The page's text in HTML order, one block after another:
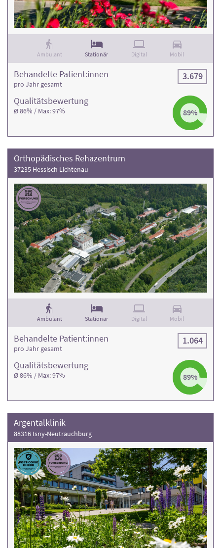
Ambulant Stationär Digital Mobil
Qualitäts­bewertung
Ø 86% / Max: 97% 89%
Behandelte Patient:innen
pro Jahr gesamt
3.679
Orthopädisches Rehazentrum
37235 Hessisch Lichtenau
Ambulant Stationär Digital Mobil
Qualitäts­bewertung
Ø 86% / Max: 97% 89%
Behandelte Patient:innen
pro Jahr gesamt
1.064
Argentalklinik
88316 Isny-Neutrauchburg